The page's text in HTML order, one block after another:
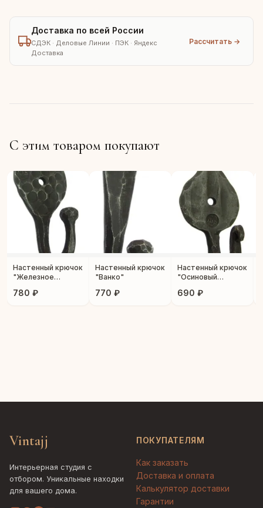
Доставка по всей России
СДЭК · Деловые Линии · ПЭК · Яндекс
Доставка
Рассчитать →
С этим товаром покупают
Настенный крючок
"Железное
780 ₽
Настенный крючок
"Ванко"
770 ₽
Настенный крючок
"Осиновый
690 ₽
Vintajj
Интерьерная студия с
отбором. Уникальные находки
для вашего дома.
ПОКУПАТЕЛЯМ
Как заказать
Доставка и оплата
Калькулятор доставки
Гарантии